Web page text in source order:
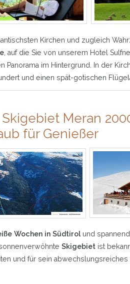
Kirchen und zugleich
, auf die Sie von unserem Hotel
Panorama im Hintergrund. In der
und einen spät-gotischen
Meran
für Genießer
Wochen in Südtirolund
Skigebiet ist
und für sein abwechslungsreiches